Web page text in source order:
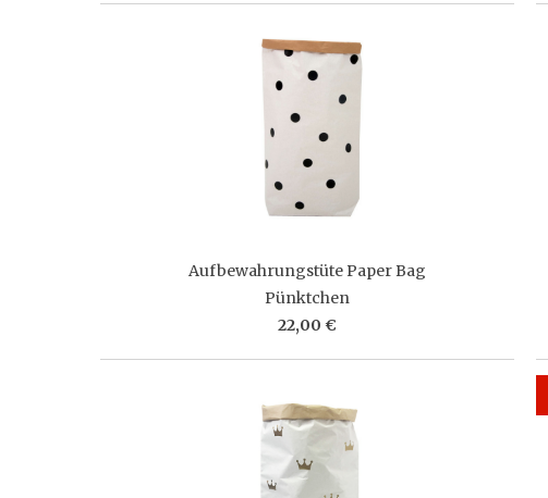
Aufbewahrungstüte Paper Bag
Pünktchen
22,00 €